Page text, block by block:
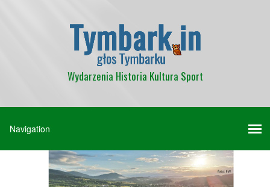
Wydarzenia Historia Kultura Sport